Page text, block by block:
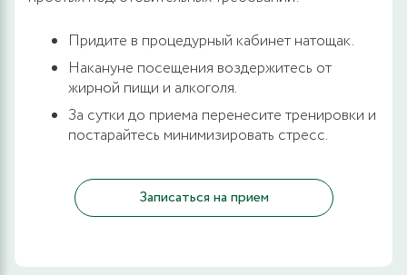
Придите в процедурный кабинет натощак.
Накануне посещения воздержитесь от
жирной пищи и алкоголя.
За сутки до приема перенесите тренировки и
постарайтесь минимизировать стресс.
Записаться на прием